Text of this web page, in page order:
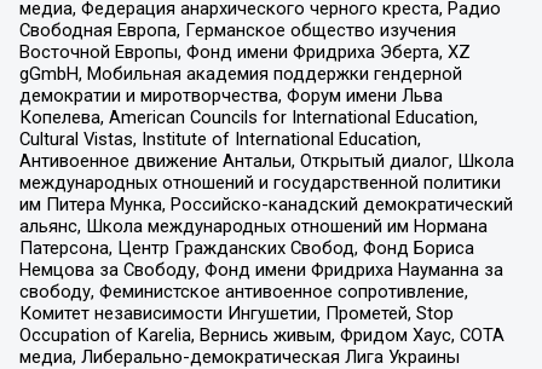
медиа, Федерация анархического черного креста, Радио
Свободная Европа, Германское общество изучения
Восточной Европы, Фонд имени Фридриха Эберта, XZ
gGmbH, Мобильная академия поддержки гендерной
демократии и миротворчества, Форум имени Льва
Копелева, American Councils for International Education,
Cultural Vistas, Institute of International Education,
Антивоенное движение Антальи, Открытый диалог, Школа
международных отношений и государственной политики
им Питера Мунка, Российско-канадский демократический
альянс, Школа международных отношений им Нормана
Патерсона, Центр Гражданских Свобод, Фонд Бориса
Немцова за Свободу, Фонд имени Фридриха Науманна за
свободу, Феминистское антивоенное сопротивление,
Комитет независимости Ингушетии, Прометей, Stop
Occupation of Karelia, Вернись живым, Фридом Хаус, СОТА
медиа, Либерально-демократическая Лига Украины